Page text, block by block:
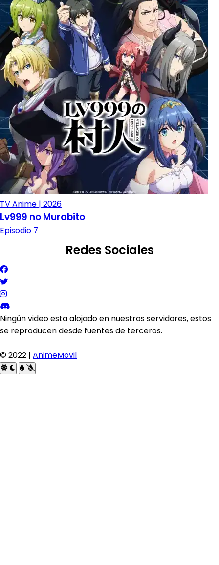
TV Anime | 2026
Lv999 no Murabito
Episodio 7
Redes Sociales
Ningún video esta alojado en nuestros servidores, estos
se reproducen desde fuentes de terceros.
© 2022 | AnimeMovil